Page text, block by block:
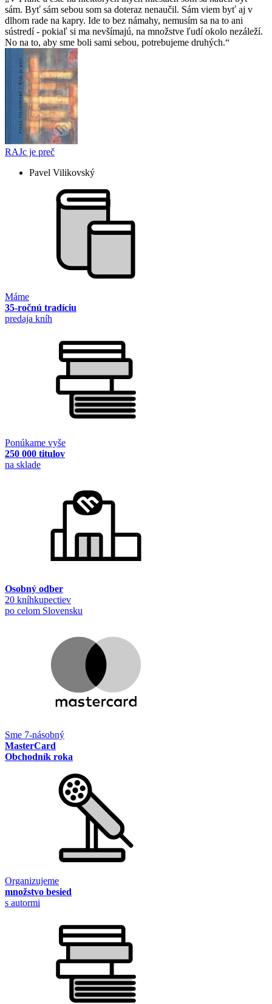
sám. Byť sám sebou som sa doteraz nenaučil. Sám viem byť aj v
dlhom rade na kapry. Ide to bez námahy, nemusím sa na to ani
sústredí - pokiaľ si ma nevšímajú, na množstve ľudí okolo nezáleží.
No na to, aby sme boli sami sebou, potrebujeme druhých.
RAJc je preč
Pavel Vilikovský
Máme
35-ročnú tradíciu
predaja kníh
Ponúkame vyše
250 000 titulov
na sklade
Osobný odber
20 kníhkupectiev
po celom Slovensku
Sme 7-násobný
MasterCard
Obchodník roka
Organizujeme
množstvo besied
s autormi